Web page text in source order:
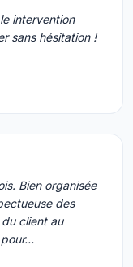
intervention
sans hésitation !
Bien organisée
des
client au